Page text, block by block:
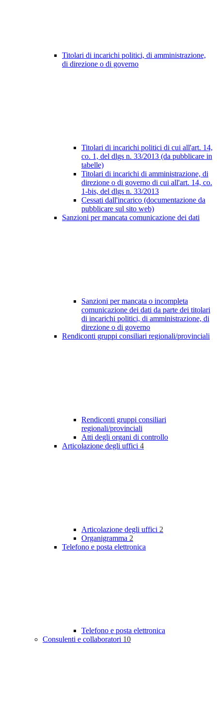
Titolari di incarichi politici, di amministrazione,
di direzione o di governo
Titolari di incarichi politici di cui all'art. 14,
co. 1, del dlgs n. 33/2013 (da pubblicare in
tabelle)
Titolari di incarichi di amministrazione, di
direzione o di governo di cui all'art. 14, co.
1-bis, del dlgs n. 33/2013
Cessati dall'incarico (documentazione da
pubblicare sul sito web)
Sanzioni per mancata comunicazione dei dati
Sanzioni per mancata o incompleta
comunicazione dei dati da parte dei titolari
di incarichi politici, di amministrazione, di
direzione o di governo
Rendiconti gruppi consiliari regionali/provinciali
Rendiconti gruppi consiliari
regionali/provinciali
Atti degli organi di controllo
Articolazione degli uffici 4
Articolazione degli uffici 2
Organigramma 2
Telefono e posta elettronica
Telefono e posta elettronica
Consulenti e collaboratori 10